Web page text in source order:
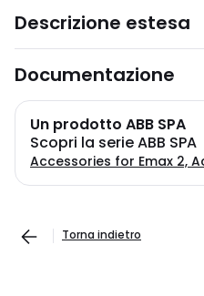
Descrizione estesa
Documentazione
Un prodotto ABB SPA
Scopri la serie ABB SPA
Accessories for Emax 2,
Torna indietro